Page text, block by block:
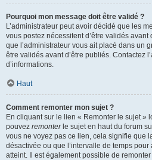
Pourquoi mon message doit être validé ?
L’administrateur peut avoir décidé que les
vous postez nécessitent d’être validés avant
que l’administrateur vous ait placé dans un
être validés avant d’être publiés. Contactez
d’informations.
Haut
Comment remonter mon sujet ?
En cliquant sur le lien « Remonter le sujet »
pouvez remonterle sujet en haut du forum
vous ne voyez pas ce lien, cela signifie que
désactivée ou que l’intervalle de temps pour
atteint. Il est également possible de